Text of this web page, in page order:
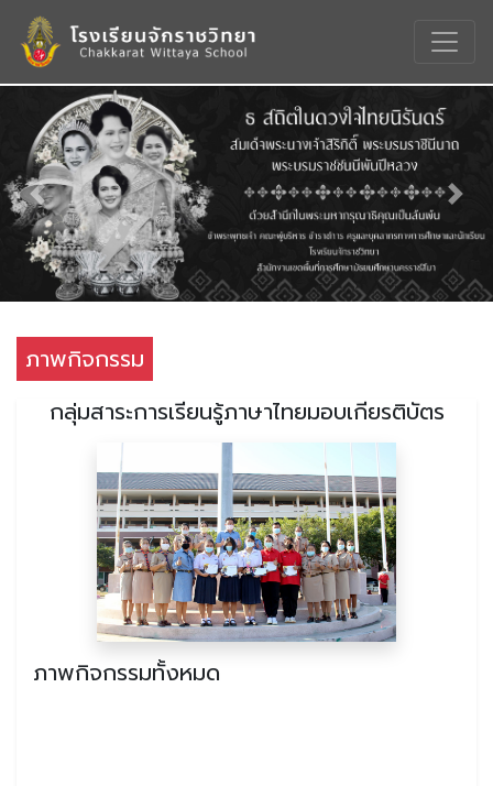
Previous Next
ภาพกิจกรรม
กลุ่มสาระการเรียนรู้ภาษาไทยมอบเกียรติบัตร
ภาพกิจกรรมทั้งหมด